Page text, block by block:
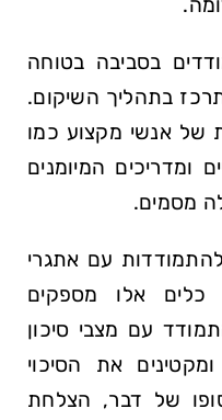
בסביבה בטוחה
בתהליך השיקום.
של אנשי מקצוע כמו
ומדריכים המיומנים
מסמים.
עם אתגרי
כלים אלו מספקים
עם מצבי סיכון
את הסיכוי
של דבר, הצלחת